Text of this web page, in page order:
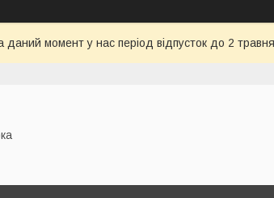
даний момент у нас період відпусток до 2